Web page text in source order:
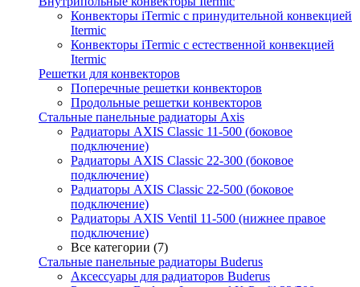
Конвекторы iTermic c принудительной конвекцией
Itermic
Конвекторы iTermic с естественной конвекцией
Itermic
Решетки для конвекторов
Поперечные решетки конвекторов
Продольные решетки конвекторов
Стальные панельные радиаторы Axis
Радиаторы AXIS Classic 11-500 (боковое
подключение)
Радиаторы AXIS Classic 22-300 (боковое
подключение)
Радиаторы AXIS Classic 22-500 (боковое
подключение)
Радиаторы AXIS Ventil 11-500 (нижнее правое
подключение)
Все категории (7)
Стальные панельные радиаторы Buderus
Аксессуары для радиаторов Buderus